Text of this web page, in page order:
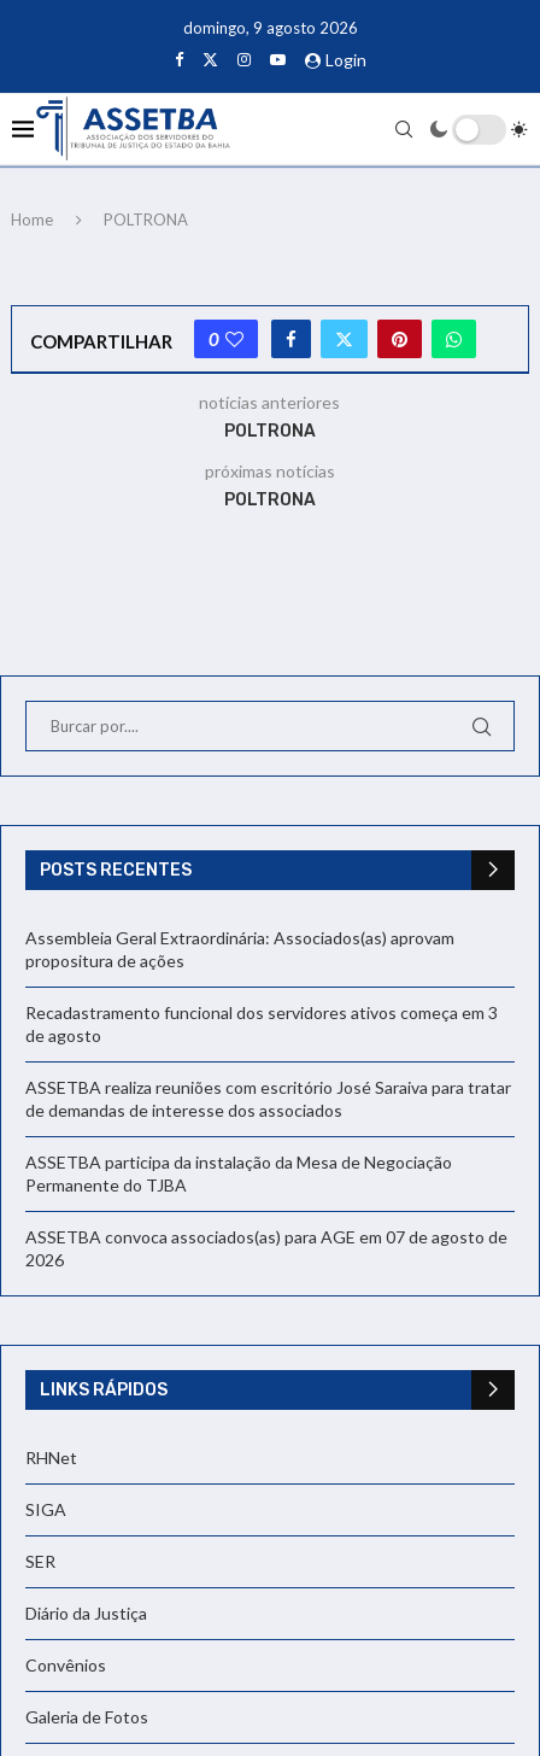
domingo, 9 agosto 2026
Login
Home POLTRONA
COMPARTILHAR 0
notícias anteriores
POLTRONA
próximas notícias
POLTRONA
POSTS RECENTES
Assembleia Geral Extraordinária: Associados(as) aprovam
propositura de ações
Recadastramento funcional dos servidores ativos começa em 3
de agosto
ASSETBA realiza reuniões com escritório José Saraiva para tratar
de demandas de interesse dos associados
ASSETBA participa da instalação da Mesa de Negociação
Permanente do TJBA
ASSETBA convoca associados(as) para AGE em 07 de agosto de
2026
LINKS RÁPIDOS
RHNet
SIGA
SER
Diário da Justiça
Convênios
Galeria de Fotos